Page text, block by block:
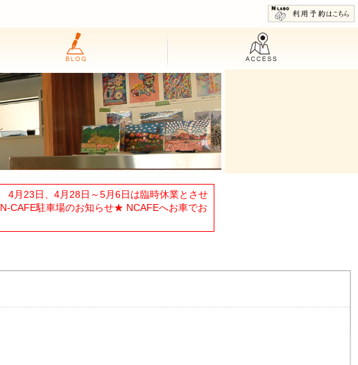
月23日、4月28日～5月6日は臨時休業とさせ
CAFE駐車場のお知らせ★ NCAFEへお車でお